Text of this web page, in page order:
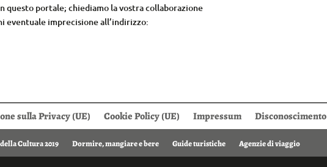
questo portale; chiediamo la vostra collaborazione
eventuale imprecisione all’indirizzo:
sulla Privacy (UE) Cookie Policy (UE) Impressum Disconoscimento
Cultura 2019 Dormire, mangiare e bere Guide turistiche Agenzie di viaggio